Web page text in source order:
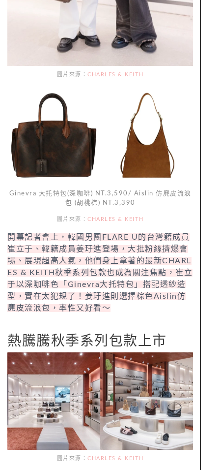
圖片來源： CHARLES & KEITH
Ginevra 大托特包(深咖啡) NT.3,590/ Aislin 仿麂皮流浪
包 (胡桃棕) NT.3,390
圖片來源： CHARLES & KEITH
開幕記者會上，韓國男團FLARE U的台灣籍成員
崔立于、韓籍成員姜玗進登場，大批粉絲擠爆會
場、展現超高人氣，他們身上拿著的最新CHARL
ES & KEITH秋季系列包款也成為關注焦點，崔立
于以深咖啡色「Ginevra大托特包」搭配透紗造
型，實在太犯規了！姜玗進則選擇棕色Aislin仿
麂皮流浪包，率性又好看～
熱騰騰秋季系列包款上市
圖片來源： CHARLES & KEITH